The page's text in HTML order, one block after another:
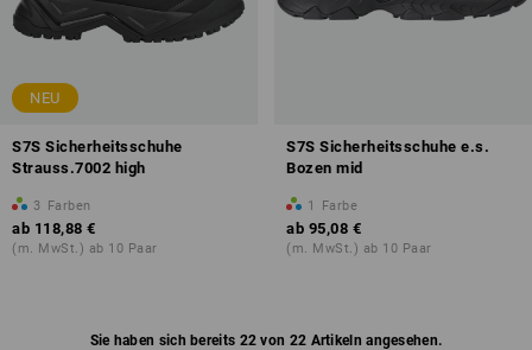
NEU
S7S Sicherheitsschuhe
Strauss.7002 high
3 Farben
ab 118,88 €
(m. MwSt.) ab 10 Paar
S7S Sicherheitsschuhe e.s.
Bozen mid
1 Farbe
ab 95,08 €
(m. MwSt.) ab 10 Paar
Sie haben sich bereits 22 von 22 Artikeln angesehen.